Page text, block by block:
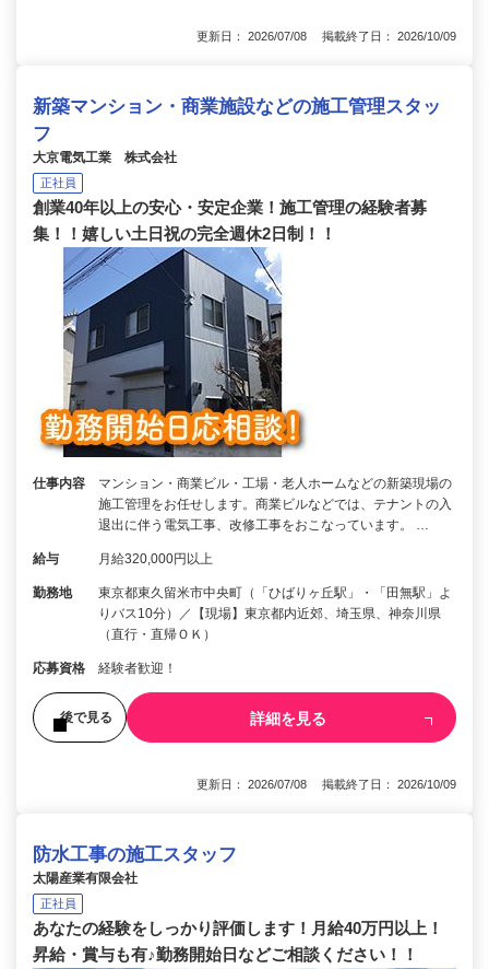
更新日： 2026/07/08 掲載終了日： 2026/10/09
新築マンション・商業施設などの施工管理スタッ
フ
大京電気工業 株式会社
正社員
創業40年以上の安心・安定企業！施工管理の経験者募
集！！嬉しい土日祝の完全週休2日制！！
仕事内容
マンション・商業ビル・工場・老人ホームなどの新築現場の
施工管理をお任せします。商業ビルなどでは、テナントの入
退出に伴う電気工事、改修工事をおこなっています。 …
給与 月給320,000円以上
勤務地
東京都東久留米市中央町（「ひばりヶ丘駅」・「田無駅」よ
りバス10分）／【現場】東京都内近郊、埼玉県、神奈川県
（直行・直帰ＯＫ）
応募資格 経験者歓迎！
後で見る 詳細を見る
更新日： 2026/07/08 掲載終了日： 2026/10/09
防水工事の施工スタッフ
太陽産業有限会社
正社員
あなたの経験をしっかり評価します！月給40万円以上！
昇給・賞与も有♪勤務開始日などご相談ください！！